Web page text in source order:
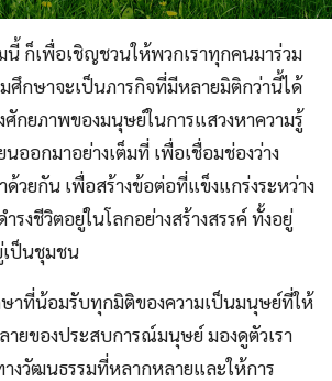
นี้ ก็เพื่อเชิญชวนให้พวกเราทุกคนมาร่วม
ศึกษาจะเป็นภารกิจที่มีหลายมิติกว่านี้ได้
ศักยภาพของมนุษย์ในการแสวงหาความรู้
ออกมาอย่างเต็มที่ เพื่อเชื่อมช่องว่าง
ด้วยกัน เพื่อสร้างข้อต่อที่แข็งแกร่งระหว่าง
รงชีวิตอยู่ในโลกอย่างสร้างสรรค์ ทั้งอยู่
ป็นชุมชน
ษาที่น้อมรับทุกมิติของความเป็นมนุษย์ที่ให้
ายของประสบการณ์มนุษย์ มองดูตัวเรา
งวัฒนธรรมที่หลากหลายและให้การ